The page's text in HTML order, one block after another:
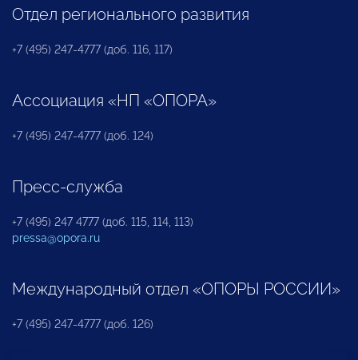
Отдел регионального развития
+7 (495) 247-4777 (доб. 116, 117)
Ассоциация «НП «ОПОРА»
+7 (495) 247-4777 (доб. 124)
Пресс-служба
+7 (495) 247 4777 (доб. 115, 114, 113)
pressa@opora.ru
Международный отдел «ОПОРЫ РОССИИ»
+7 (495) 247-4777 (доб. 126)